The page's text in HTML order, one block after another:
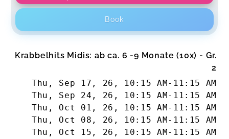
Book
Krabbelhits Midis: ab ca. 6 -9 Monate (10x) - Gr.
2
Thu, Sep 17, 26 , 10:15 AM - 11:15 AM
Thu, Sep 24, 26 , 10:15 AM - 11:15 AM
Thu, Oct 01, 26 , 10:15 AM - 11:15 AM
Thu, Oct 08, 26 , 10:15 AM - 11:15 AM
Thu, Oct 15, 26 , 10:15 AM - 11:15 AM